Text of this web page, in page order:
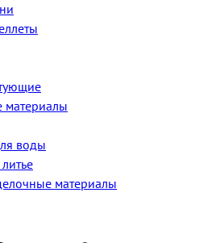
материалы
воды
материалы